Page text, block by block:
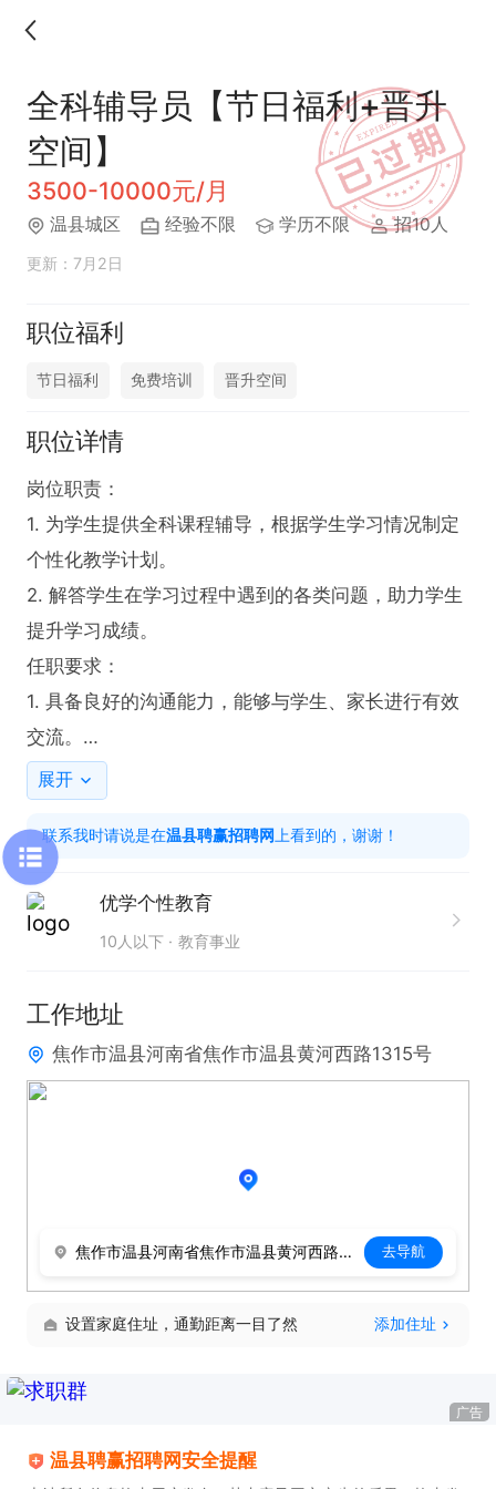
全科辅导员【节日福利+晋升
空间】
3500-10000元/月
温县城区 经验不限 学历不限 招10人
更新：7月2日
职位福利
节日福利 免费培训 晋升空间
职位详情
岗位职责：
1. 为学生提供全科课程辅导，根据学生学习情况制定
个性化教学计划。
2. 解答学生在学习过程中遇到的各类问题，助力学生
提升学习成绩。
任职要求：
1. 具备良好的沟通能力，能够与学生、家长进行有效
交流。
2. 工作积极主动，富有耐心，能长期稳定地从事辅导
薪资待遇：3500- 10000元+提成
打电话时就说是在温县招聘网上看到的，谢谢！
展开
联系我时请说是在温县聘赢招聘网 上看到的，谢谢！
优学个性教育
10人以下 教育事业
工作地址
焦作市温县河南省焦作市温县黄河西路1315号
焦作市温县河南省焦作市温县黄河西路1315号 去导航
设置家庭住址，通勤距离一目了然 添加住址
广告
温县聘赢招聘网安全提醒